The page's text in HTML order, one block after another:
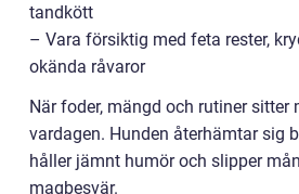
tandkött
– Vara försiktig med feta rester,
okända råvaror
När foder, mängd och rutiner sitter
vardagen. Hunden återhämtar sig
håller jämnt humör och slipper
magbesvär.